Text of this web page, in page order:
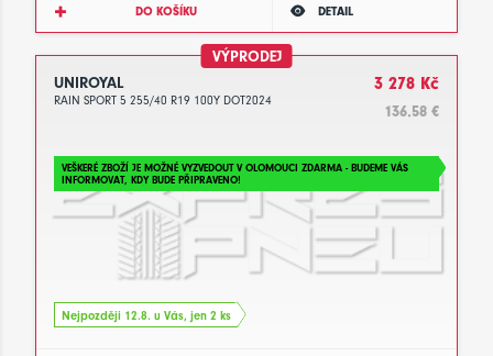
DO KOŠÍKU DETAIL
VÝPRODEJ
UNIROYAL
RAIN SPORT 5 255/40 R19 100Y DOT2024
3 278 Kč
136.58 €
VEŠKERÉ ZBOŽÍ JE MOŽNÉ VYZVEDOUT V OLOMOUCI ZDARMA - BUDEME VÁS
INFORMOVAT, KDY BUDE PŘIPRAVENO!
Nejpozději 12.8. u Vás, jen 2 ks